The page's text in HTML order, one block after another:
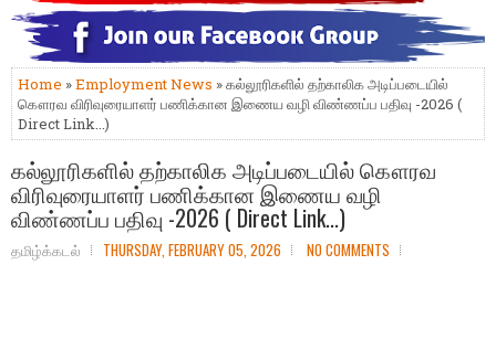
Home »Employment News » கல்லூரிகளில் தற்காலிக அடிப்படையில்
கௌரவ விரிவுரையாளர் பணிக்கான இணைய வழி விண்ணப்ப பதிவு -2026 (
Direct Link...)
கல்லூரிகளில் தற்காலிக அடிப்படையில் கௌரவ
விரிவுரையாளர் பணிக்கான இணைய வழி
விண்ணப்ப பதிவு -2026 ( Direct Link...)
தமிழ்க்கடல் THURSDAY, FEBRUARY 05, 2026 NO COMMENTS